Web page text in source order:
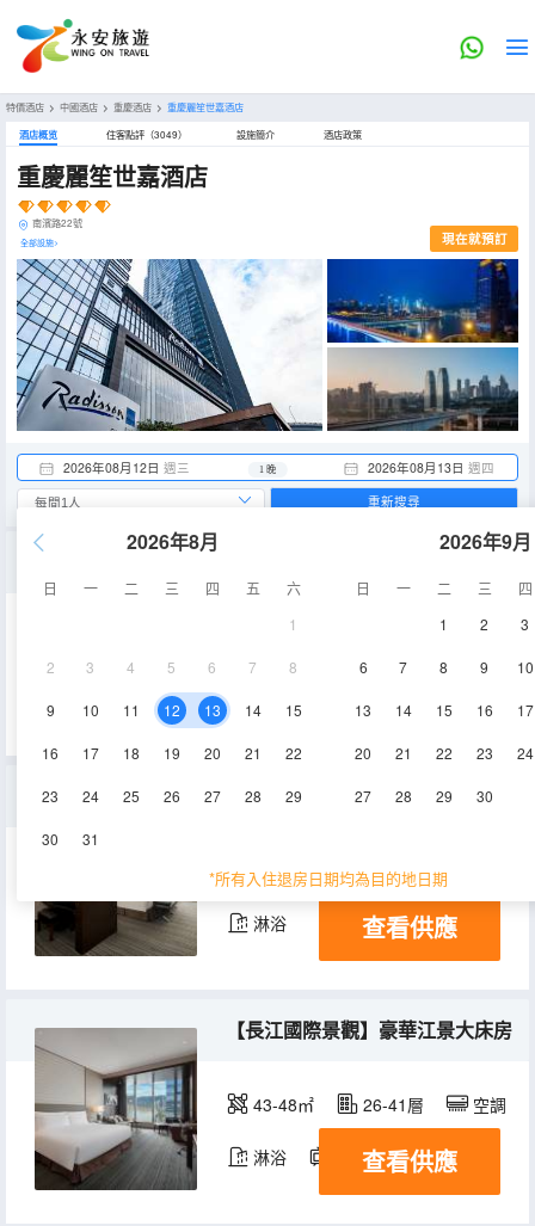
特價酒店 > 中國酒店 > 重慶酒店 > 重慶麗笙世嘉酒店
酒店概览 住客點評（3049） 設施簡介 酒店政策
重慶麗笙世嘉酒店
南濱路22號
全部設施> 現在就預訂
2026年08月12日 週三 2026年08月13日 週四
1 晚
2026年8月
日 一 二 三 四 五
六
1
2 3 4 5 6 7 8
9 10 11 12 13 14 15
16 17 18 19 20 21 22
23 24 25 26 27 28 29
30 31
2026年9月
日 一 二 三
四
1
2 3
6 7 8 9 10
13 14 15 16 17
20 21 22 23 24
27 28 29 30
*所有入住退房日期均為目的地日期
重新搜尋
59-63㎡ 空調
雙間複式套房
180㎡ 41層 空調
淋浴 查看供應
【長江國際景觀】豪華江景大床房
43-48㎡ 26-41層 空調
淋浴 電視機 冰箱
查看供應